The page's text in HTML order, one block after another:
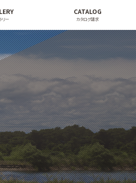
リー
CATALOG
カタログ請求